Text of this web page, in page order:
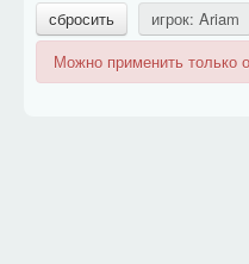
сбросить
игрок: Ariam
Можно применить только